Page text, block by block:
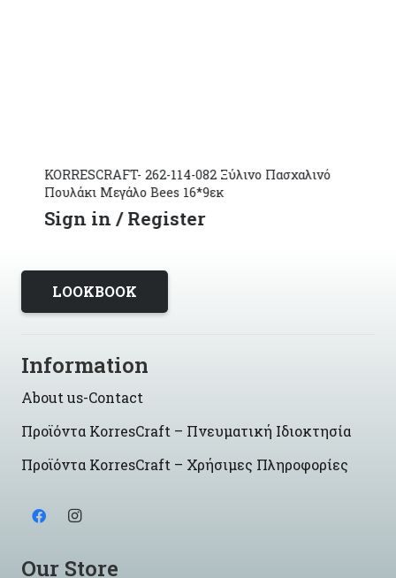
KORRESCRAFT- 262-114-082 Ξύλινο Πασχαλινό
Πουλάκι Μεγάλο Bees 16*9εκ
Sign in / Register
LOOKBOOK
Information
About us-Contact
Προϊόντα KorresCraft – Πνευματική Ιδιοκτησία
Προϊόντα KorresCraft – Χρήσιμες Πληροφορίες
Our Store